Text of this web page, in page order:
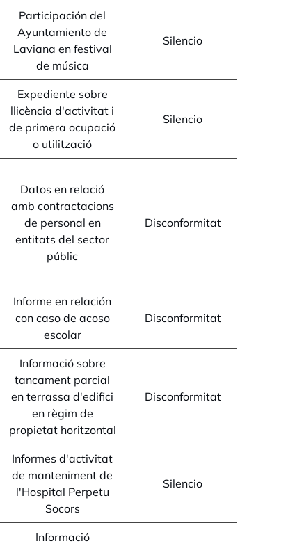
Participación del
Ayuntamiento de
Laviana en festival
de música
Silencio
Expediente sobre
llicència d'activitat i
de primera ocupació
o utilització
Silencio
Datos en relació
amb contractacions
de personal en
entitats del sector
públic
Disconformitat
Informe en relación
con caso de acoso
escolar
Disconformitat
Informació sobre
tancament parcial
en terrassa d'edifici
en règim de
propietat horitzontal
Disconformitat
Informes d'activitat
de manteniment de
l'Hospital Perpetu
Socors
Silencio
Informació